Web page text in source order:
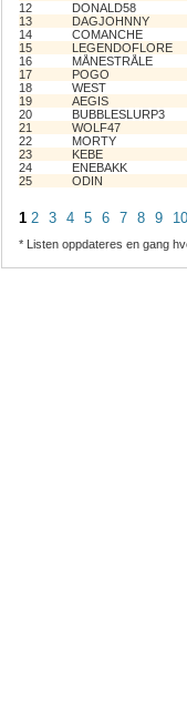
12
DONALD58
13
DAGJOHNNY
14
COMANCHE
15
LEGENDOFLORE
16
MÅNESTRÅLE
17
POGO
18
WEST
19
AEGIS
20
BUBBLESLURP3
21
WOLF47
22
MORTY
23
KEBE
24
ENEBAKK
25
ODIN
1 2 3 4 5 6 7 8 9 10
* Listen oppdateres en gang